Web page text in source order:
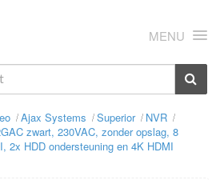
MENU
Ajax Systems Superior
NVR
zwart, 230VAC, zonder opslag, 8
2x HDD ondersteuning en 4K HDMI